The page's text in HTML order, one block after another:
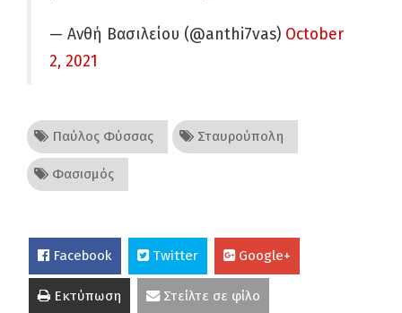
— Ανθή Βασιλείου (@anthi7vas) October
2, 2021
Παύλος Φύσσας Σταυρούπολη
Φασισμός
Facebook Twitter Google+
Εκτύπωση Στείλτε σε φίλο